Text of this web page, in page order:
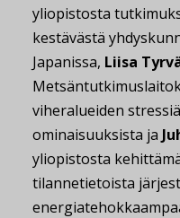
yliopistosta
kestävästä
Japanissa, Liisa
viheralueiden
ominaisuuksista ja
yliopistosta
tilannetietoista